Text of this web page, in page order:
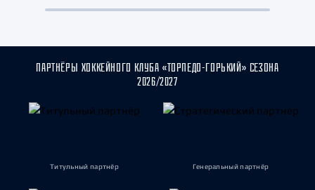
ПАРТНЁРЫ ХОККЕЙНОГО КЛУБА «ТОРПЕДО-ГОРЬКИЙ» СЕЗОНА
2026/2027
Титульный партнёр Генеральный партнёр